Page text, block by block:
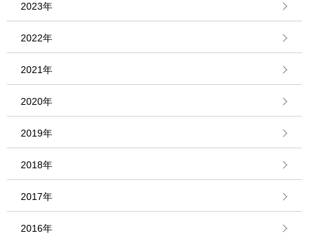
2023年
2022年
2021年
2020年
2019年
2018年
2017年
2016年